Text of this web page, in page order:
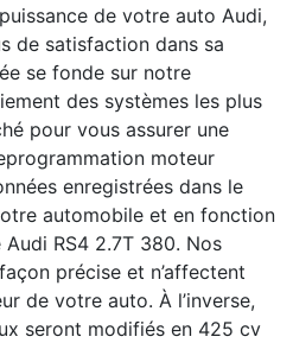
de votre auto Audi,
de satisfaction dans sa
se fonde sur notre
des systèmes les plus
pour vous assurer une
moteur
enregistrées dans le
automobile et en fonction
RS4 2.7T 380. Nos
précise et n’affectent
de votre auto. À l’inverse,
seront modifiés en 425 cv